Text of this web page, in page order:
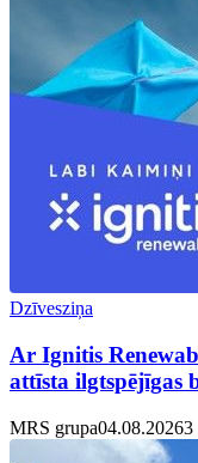
Dzīvesziņa
Ar Ignitis
attīsta ilgtspējīgas
MRS grupa04.08.20263